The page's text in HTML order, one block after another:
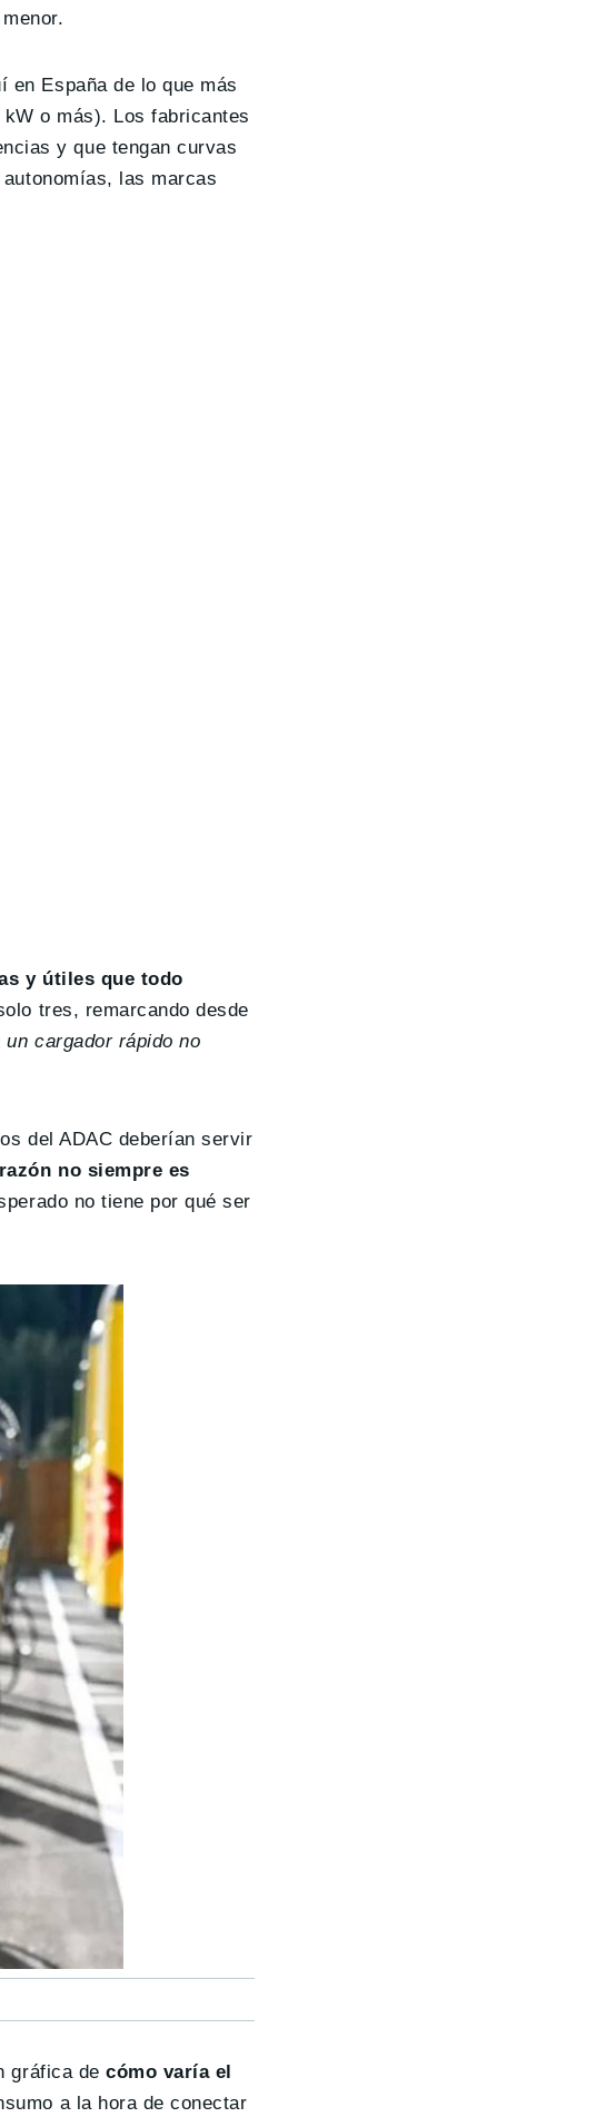
en España de lo que más
kW o más). Los fabricantes
y que tengan curvas
las marcas
y útiles que todo
tres, remarcando desde
cargador rápido no
del ADAC deberían servir
no siempre es
no tiene por qué ser
gráfica decómo varía el
a la hora de conectar